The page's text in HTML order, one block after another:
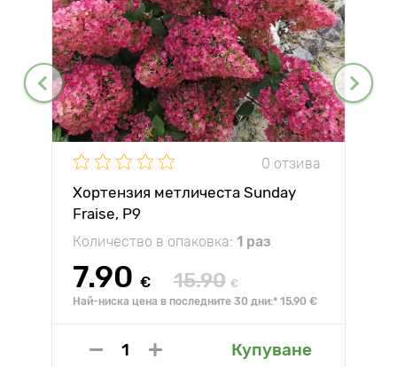
0 отзива
Хортензия метличеста Sunday
Fraise, P9
Количество в опаковка: 1 раз
7.90 € 15.90 €
Най-ниска цена в последните 30 дни:* 15.90 €
Купуване